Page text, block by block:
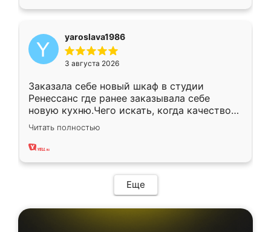
yaroslava1986
3 августа 2026
Заказала себе новый шкаф в студии
Ренессанс где ранее заказывала себе
новую кухню.Чего искать, когда качеством
вполне довольна. Служит кухня уже почти
два года, нареканий нет.
Читать полностью
Еще